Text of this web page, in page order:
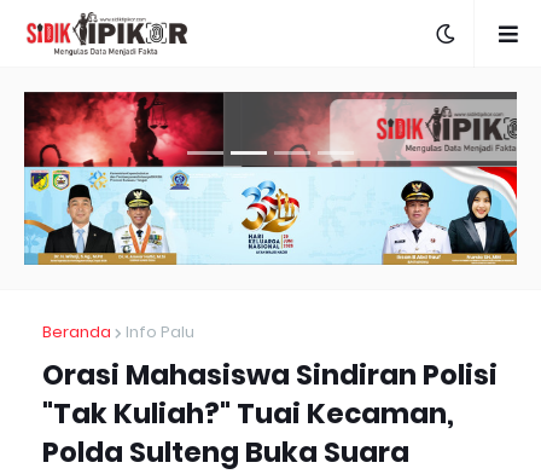
Beranda Info Palu
Orasi Mahasiswa Sindiran Polisi
"Tak Kuliah?" Tuai Kecaman,
Polda Sulteng Buka Suara